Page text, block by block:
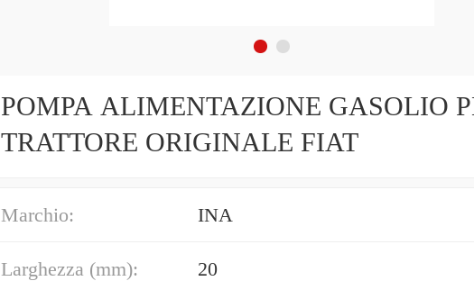
POMPA ALIMENTAZIONE GASOLIO
TRATTORE ORIGINALE FIAT
Marchio: INA
Larghezza (mm): 20